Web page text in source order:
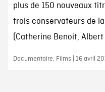
plus de 150 nouveaux
trois conservateurs de
(Catherine Benoit,
Documentaire, Films | 16 avril